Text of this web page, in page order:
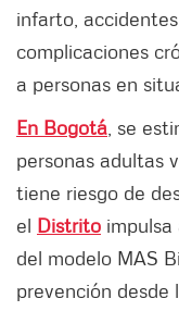
infarto,
complicaciones
a personas en
En Bogotá , se
personas adultas
tiene riesgo de
el Distrito
del modelo MAS
prevención desde